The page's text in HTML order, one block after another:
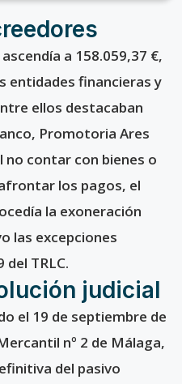
a 158.059,37 €,
entidades financieras y
ellos destacaban
Promotoria Ares
no contar con bienes o
los pagos, el
la exoneración
las excepciones
TRLC.
judicial
el 19 de septiembre de
nº 2 de Málaga,
del pasivo